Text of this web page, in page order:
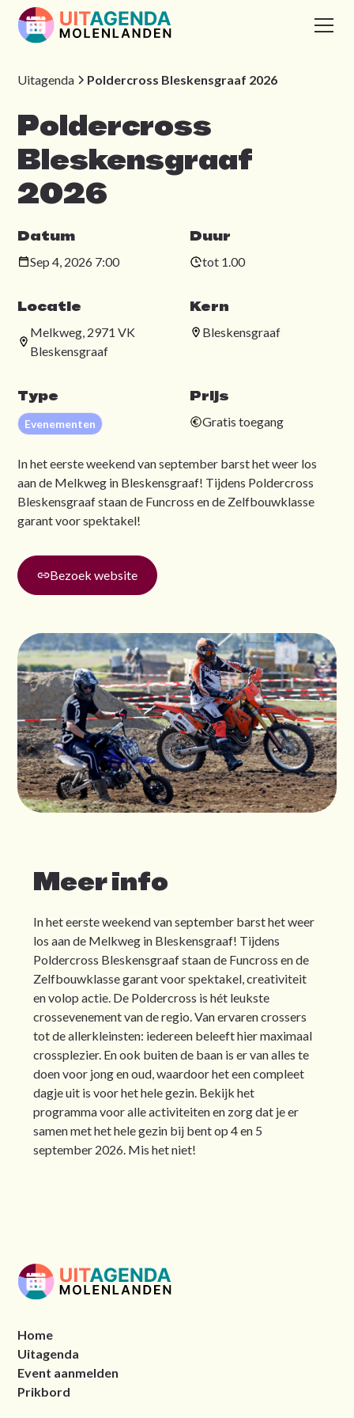
Uitagenda Poldercross Bleskensgraaf 2026
Poldercross
Bleskensgraaf
2026
Datum
Sep 4, 2026 7:00
Duur
tot 1.00
Locatie
Melkweg, 2971 VK
Bleskensgraaf
Kern
Bleskensgraaf
Type
Evenementen
Prijs
Gratis toegang
In het eerste weekend van september barst het weer los
aan de Melkweg in Bleskensgraaf! Tijdens Poldercross
Bleskensgraaf staan de Funcross en de Zelfbouwklasse
garant voor spektakel!
Bezoek website
Meer info
In het eerste weekend van september barst het weer
los aan de Melkweg in Bleskensgraaf! Tijdens
Poldercross Bleskensgraaf staan de Funcross en de
Zelfbouwklasse garant voor spektakel, creativiteit
en volop actie. De Poldercross is hét leukste
crossevenement van de regio. Van ervaren crossers
tot de allerkleinsten: iedereen beleeft hier maximaal
crossplezier. En ook buiten de baan is er van alles te
doen voor jong en oud, waardoor het een compleet
dagje uit is voor het hele gezin. Bekijk het
programma voor alle activiteiten en zorg dat je er
samen met het hele gezin bij bent op 4 en 5
september 2026. Mis het niet!
Home
Uitagenda
Event aanmelden
Prikbord